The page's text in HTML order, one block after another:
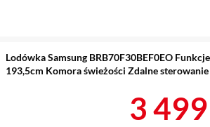
Lodówka Samsung BRB70F30BEF0EO
193,5cm Komora świeżości Zdalne sterowanie
Cena
3 499